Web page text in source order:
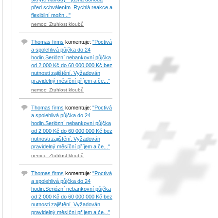
před schválením. Rychlá reakce a
flexibilní možn..."
nemoc: Ztuhlost kloubů
Thomas firms komentuje: "Poctivá
a spolehlivá půjčka do 24
hodin.Seriózní nebankovní půjčka
od 2 000 Kč do 60 000 000 Kč bez
nutnosti zajištění. Vyžadován
pravidelný měsíční příjem a če..."
nemoc: Ztuhlost kloubů
Thomas firms komentuje: "Poctivá
a spolehlivá půjčka do 24
hodin.Seriózní nebankovní půjčka
od 2 000 Kč do 60 000 000 Kč bez
nutnosti zajištění. Vyžadován
pravidelný měsíční příjem a če..."
nemoc: Ztuhlost kloubů
Thomas firms komentuje: "Poctivá
a spolehlivá půjčka do 24
hodin.Seriózní nebankovní půjčka
od 2 000 Kč do 60 000 000 Kč bez
nutnosti zajištění. Vyžadován
pravidelný měsíční příjem a če..."